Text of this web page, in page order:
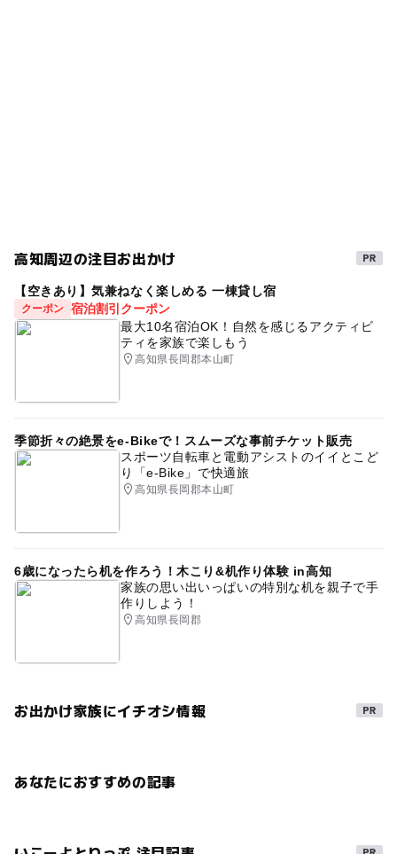
高知周辺の注目お出かけ
【空きあり】気兼ねなく楽しめる 一棟貸し宿
クーポン 宿泊割引クーポン
最大10名宿泊OK！自然を感じるアクティビ
ティを家族で楽しもう
高知県長岡郡本山町
季節折々の絶景をe-Bikeで！スムーズな事前チケット販売
スポーツ自転車と電動アシストのイイとこど
り「e-Bike」で快適旅
高知県長岡郡本山町
6歳になったら机を作ろう！木こり&机作り体験 in高知
家族の思い出いっぱいの特別な机を親子で手
作りしよう！
高知県長岡郡
お出かけ家族にイチオシ情報
あなたにおすすめの記事